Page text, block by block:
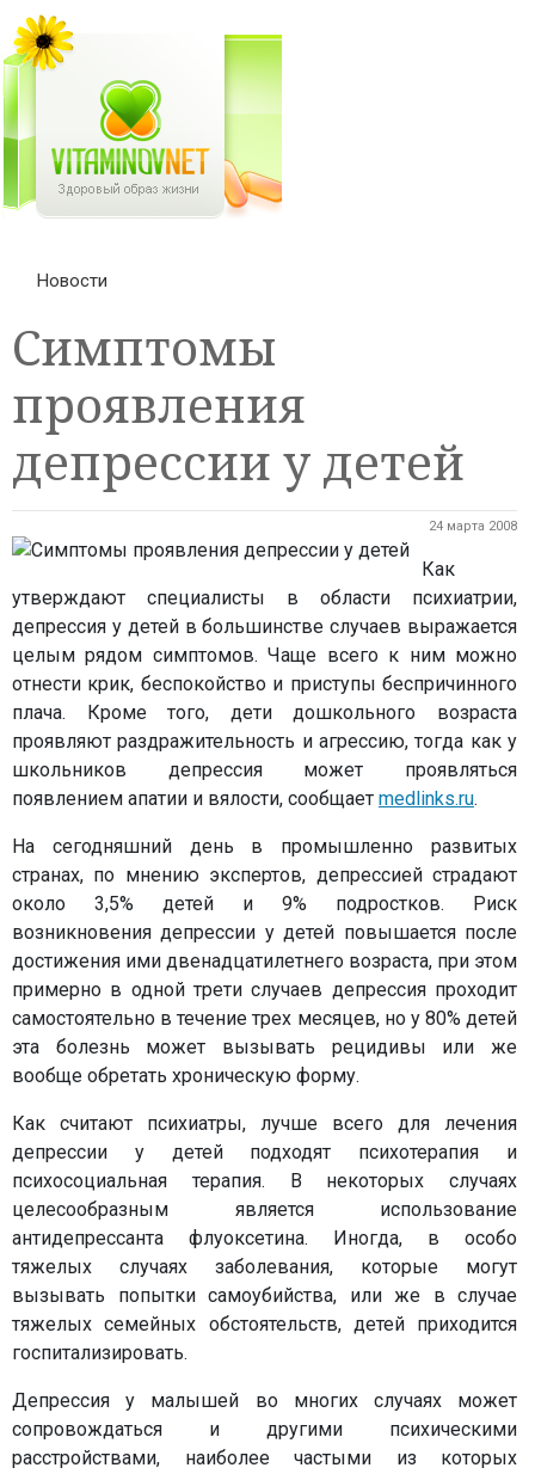
Новости
Симптомы
проявления
депрессии у детей
24 марта 2008
Как
утверждают специалисты в области психиатрии,
депрессия у детей в большинстве случаев выражается
целым рядом симптомов. Чаще всего к ним можно
отнести крик, беспокойство и приступы беспричинного
плача. Кроме того, дети дошкольного возраста
проявляют раздражительность и агрессию, тогда как у
школьников депрессия может проявляться
появлением апатии и вялости, сообщает medlinks.ru.
На сегодняшний день в промышленно развитых
странах, по мнению экспертов, депрессией страдают
около 3,5% детей и 9% подростков. Риск
возникновения депрессии у детей повышается после
достижения ими двенадцатилетнего возраста, при этом
примерно в одной трети случаев депрессия проходит
самостоятельно в течение трех месяцев, но у 80% детей
эта болезнь может вызывать рецидивы или же
вообще обретать хроническую форму.
Как считают психиатры, лучше всего для лечения
депрессии у детей подходят психотерапия и
психосоциальная терапия. В некоторых случаях
целесообразным является использование
антидепрессанта флуоксетина. Иногда, в особо
тяжелых случаях заболевания, которые могут
вызывать попытки самоубийства, или же в случае
тяжелых семейных обстоятельств, детей приходится
госпитализировать.
Депрессия у малышей во многих случаях может
сопровождаться и другими психическими
расстройствами, наиболее частыми из которых